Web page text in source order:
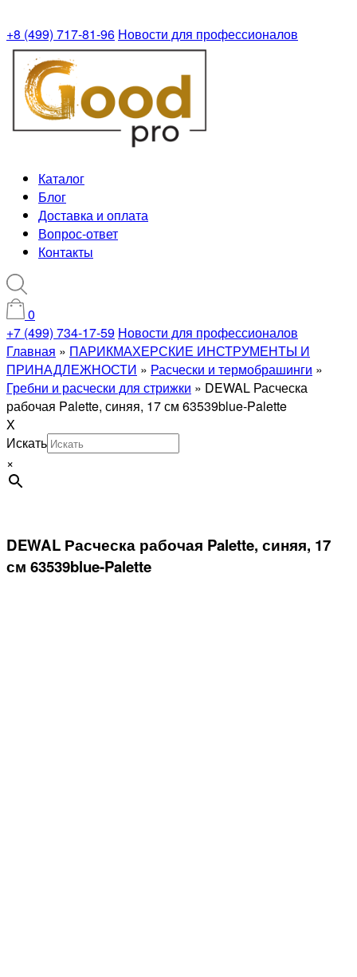
+8 (499) 717-81-96 Новости для профессионалов
Каталог
Блог
Доставка и оплата
Вопрос-ответ
Контакты
0
+7 (499) 734-17-59 Новости для профессионалов
Главная » ПАРИКМАХЕРСКИЕ ИНСТРУМЕНТЫ И
ПРИНАДЛЕЖНОСТИ » Расчески и термобрашинги »
Гребни и расчески для стрижки » DEWAL Расческа
рабочая Palette, синяя, 17 см 63539blue-Palette
X
Искать
×
DEWAL Расческа рабочая Palette, синяя, 17
см 63539blue-Palette